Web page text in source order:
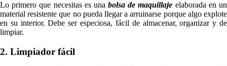
Lo primero que necesitas es unabolsa de maquillaje elaborada en un
material resistente que no pueda llegar a arruinarse porque algo explote
en su interior. Debe ser especiosa, fácil de almacenar, organizar y de
limpiar.
2. Limpiador fácil